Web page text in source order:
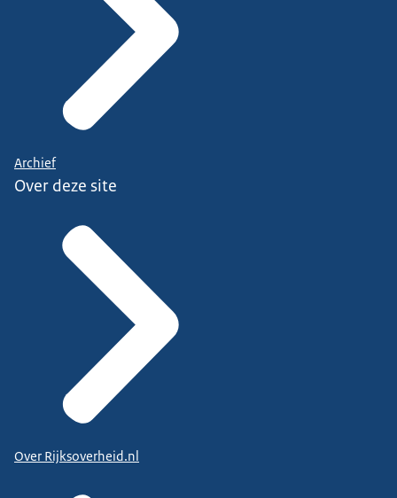
Archief
Over deze site
Over Rijksoverheid.nl